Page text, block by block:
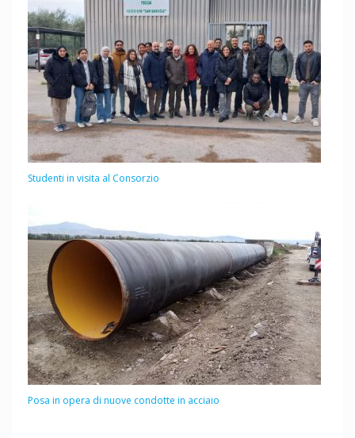
Studenti in visita al Consorzio
Posa in opera di nuove condotte in acciaio